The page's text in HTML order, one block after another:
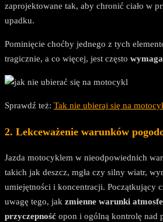
zaprojektowane tak, aby chronić ciało w
upadku.
Pominięcie choćby jednego z tych
tragicznie, a co więcej, jest często
Sprawdź też: Tak nie ubieraj się na
2. Lekceważenie warunków
Jazda motocyklem w nieodpowiednich
takich jak deszcz, mgła czy silny wiatr,
umiejętności i koncentracji. Początkujący
uwagę tego, jak zmienne warunki
przyczepność opon i ogólną kontrolę nad